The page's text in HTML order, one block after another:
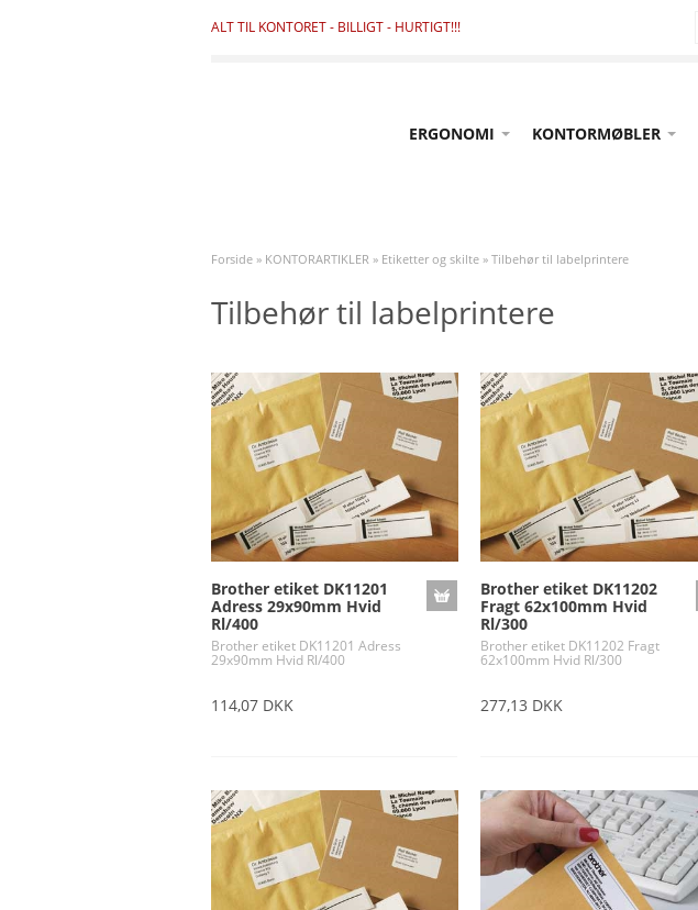
ALT TIL KONTORET - BILLIGT - HURTIGT!!!
ERGONOMI KONTORMØBLER
Forside » KONTORARTIKLER » Etiketter og skilte » Tilbehør til labelprintere
Tilbehør til labelprintere
Brother etiket DK11201
Adress 29x90mm Hvid
Rl/400
Brother etiket DK11201 Adress
29x90mm Hvid Rl/400
114,07 DKK
Brother etiket DK11202
Fragt 62x100mm Hvid
Rl/300
Brother etiket DK11202 Fragt
62x100mm Hvid Rl/300
277,13 DKK